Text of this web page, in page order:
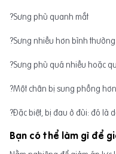
?Sưng phù quanh mắt
?Sưng nhiều hơn bình
?Sưng phù quá nhiều hoặc
?Một chân bị sung phồng
?Đặc biệt, bị đau ở đùi: đó là
Bạn có thể làm gì để